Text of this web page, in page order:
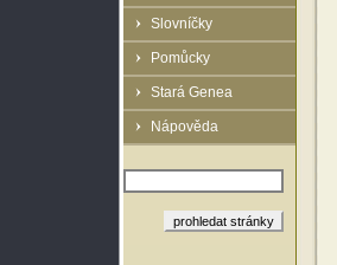
Slovníčky
Pomůcky
Stará Genea
Nápověda